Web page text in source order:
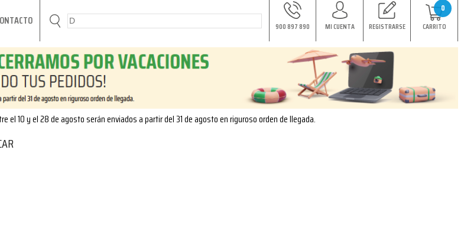
900 897 890 MI CUENTA REGISTRARSE
0
CARRITO
el 10 y el 28 de agosto serán enviados a partir del 31 de agosto en riguroso orden de llegada.